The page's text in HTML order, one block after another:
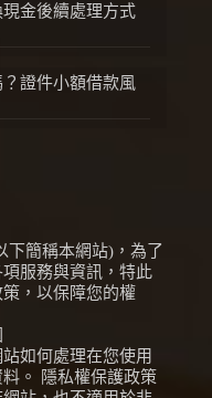
金後續處理方式
證件小額借款風
下簡稱本網站)，為了
服務與資訊，特此
，以保障您的權
如何處理在您使用
。 隱私權保護政策